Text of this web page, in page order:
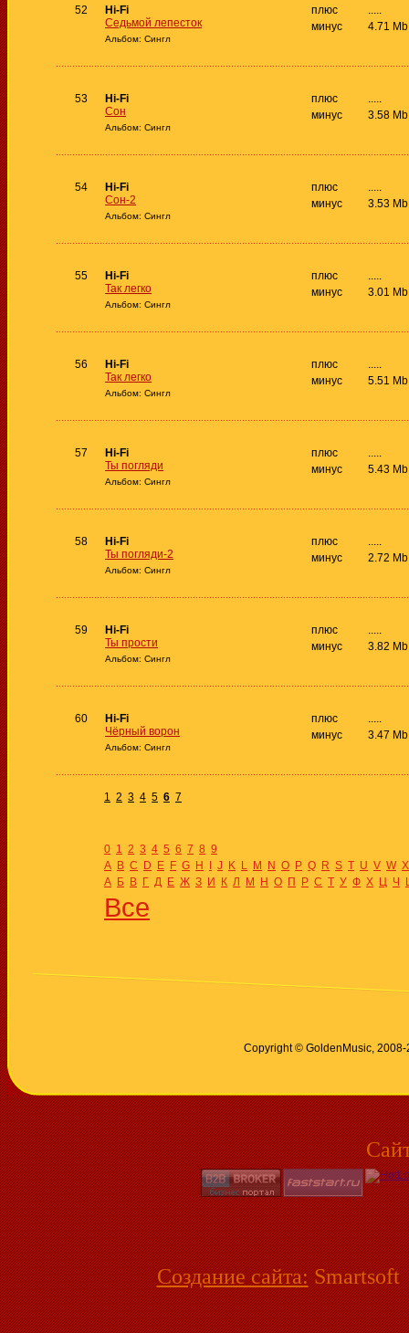
52
Hi-Fi
Седьмой лепесток
Альбом: Сингл
плюс
минус
4.71 Mb
53
Hi-Fi
Сон
Альбом: Сингл
плюс
минус
3.58 Mb
54
Hi-Fi
Сон-2
Альбом: Сингл
плюс
минус
3.53 Mb
55
Hi-Fi
Так легко
Альбом: Сингл
плюс
минус
3.01 Mb
56
Hi-Fi
Так легко
Альбом: Сингл
плюс
минус
5.51 Mb
57
Hi-Fi
Ты погляди
Альбом: Сингл
плюс
минус
5.43 Mb
58
Hi-Fi
Ты погляди-2
Альбом: Сингл
плюс
минус
2.72 Mb
59
Hi-Fi
Ты прости
Альбом: Сингл
плюс
минус
3.82 Mb
60
Hi-Fi
Чёрный ворон
Альбом: Сингл
плюс
минус
3.47 Mb
1 2 3 4 5 6 7
0 1 2 3 4 5 6 7 8 9
A B C D E F G H I J K L M N O P Q R S T U V W X
А Б В Г Д Е Ж З И К Л М Н О П Р С Т У Ф Х Ц Ч
Все
Copyright © GoldenMusic, 2008-
Создание сайта: